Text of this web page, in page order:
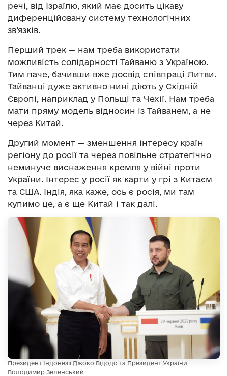
речі, від Ізраїлю, який має досить цікаву
диференційовану систему технологічних
зв’язків.
Перший трек — нам треба використати
можливість солідарності Тайваню з Україною.
Тим паче, бачивши вже досвід співпраці Литви.
Тайванці дуже активно нині діють у Східній
Європі, наприклад у Польщі та Чехії. Нам треба
мати пряму модель відносин із Тайванем, а не
через Китай.
Другий момент — зменшення інтересу країн
регіону до росії та через повільне стратегічно
неминуче виснаження кремля у війні проти
України. Інтерес у росії як карти у грі з Китаєм
та США. Індія, яка каже, ось є росія, ми там
купимо це, а є ще Китай і так далі.
Президент Індонезії Джоко Відодо та Президент України
Володимир Зеленський